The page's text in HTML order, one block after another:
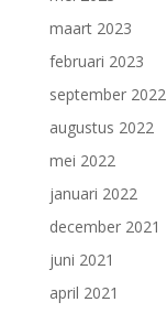
maart 2023
februari 2023
september 2022
augustus 2022
mei 2022
januari 2022
december 2021
juni 2021
april 2021